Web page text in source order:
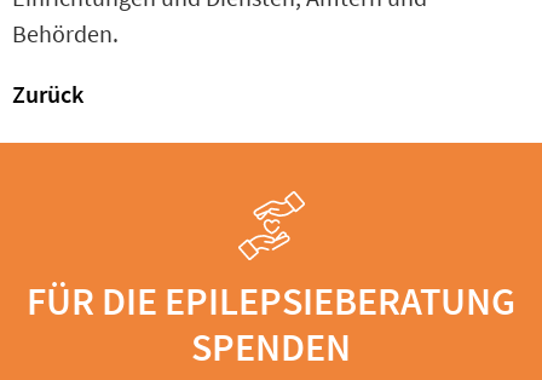
Behörden.
Zurück
FÜR DIE EPILEPSIEBERATUNG
SPENDEN